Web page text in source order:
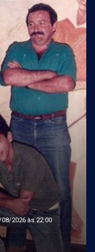
2026 às 22:00